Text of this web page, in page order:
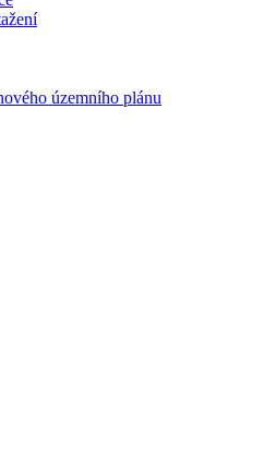
územního plánu